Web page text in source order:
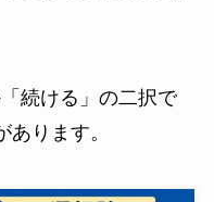
続ける」の二択で
ります。